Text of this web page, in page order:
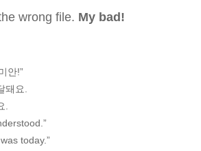
wrong file. My bad!
안!”
돼요.
.
today.”